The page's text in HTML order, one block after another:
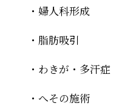
婦人科形成
脂肪吸引
わきが・多汗症
へその施術